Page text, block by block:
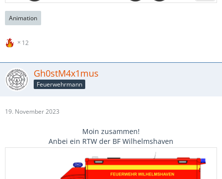
Animation
12
Gh0stM4x1mus
Feuerwehrmann
19. November 2023
Moin zusammen!
Anbei ein RTW der BF Wilhelmshaven